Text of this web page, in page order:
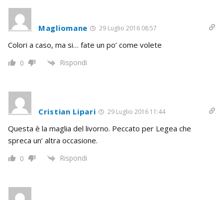
Magliomane 29 Luglio 2016 08:57
Colori a caso, ma si… fate un po’ come volete
0 Rispondi
Cristian Lipari 29 Luglio 2016 11:44
Questa è la maglia del livorno. Peccato per Legea che
spreca un’ altra occasione.
0 Rispondi